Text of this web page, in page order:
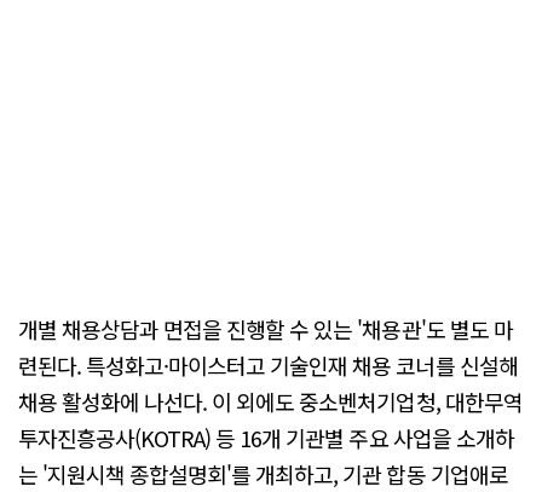
개별 채용상담과 면접을 진행할 수 있는 '채용관'도 별도 마
련된다. 특성화고·마이스터고 기술인재 채용 코너를 신설해
채용 활성화에 나선다. 이 외에도 중소벤처기업청, 대한무역
투자진흥공사(KOTRA) 등 16개 기관별 주요 사업을 소개하
는 '지원시책 종합설명회'를 개최하고, 기관 합동 기업애로